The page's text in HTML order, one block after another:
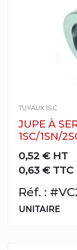
TUYAUX 1SC
JUPE À
1SC/1SN/
0,52 € HT
0,63 € TTC
Réf. :
UNITAIRE